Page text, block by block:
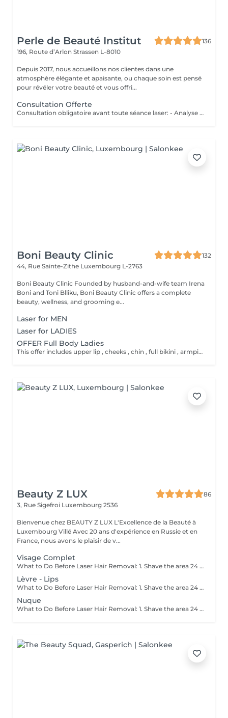
Perle de Beauté Institut
136
196, Route d’Arlon Strassen L-8010
Depuis 2017, nous accueillons nos clientes dans une
atmosphère élégante et apaisante, ou chaque soin est pensé
pour révéler votre beauté et vous offri...
Consultation Offerte
Consultation obligatoire avant toute séance laser: - Analyse personnalisée de votre peau et pilosité - Vérification des contre-indications - Plan de séances adapté à votre corps - Technologie sure et efficace
Boni Beauty Clinic
132
44, Rue Sainte-Zithe Luxembourg L-2763
Boni Beauty Clinic Founded by husband-and-wife team Irena
Boni and Toni Blliku, Boni Beauty Clinic offers a complete
beauty, wellness, and grooming e...
Laser for MEN
Laser for LADIES
OFFER Full Body Ladies
This offer includes upper lip , cheeks , chin , full bikini , armpits and full legs .
Beauty Z LUX
86
3, Rue Sigefroi Luxembourg 2536
Bienvenue chez BEAUTY Z LUX L'Excellence de la Beauté à
Luxembourg Villé Avec 20 ans d'expérience en Russie et en
France, nous avons le plaisir de v...
Visage Complet
What to Do Before Laser Hair Removal: 1. Shave the area 24 hours before your appointment don't wax or pluck. 2. Avoid sun exposure and tanning 3. Clean the skin make sure the area is free of lotion, deodorant, makeup, or oils. 4. Avoid active skincare products (like retinoids, acids, or scrubs) on the area for a few days before treatment. 5. Do not take photosensitizing medications (like certain antibiotics) check with your technician if you're unsure. 6. Wear loose, comfortable clothing on the day of your appointment. 7. Inform your technician if you are pregnant, breastfeeding, or have any medical conditions. Contraindications After Permanent Laser Hair Removal: 1. Avoid sun exposure for at least 12 weeks after treatment. 2. Do not use tanning beds or self-tanners in the treated area. 3. Avoid hot baths, saunas, and steam rooms for 2448 hours after treatment. 4. Do not wax, pluck, or use depilatory creams between sessions shaving is allowed. 5. Avoid using active skincare products (like retinoids, acids, or exfoliants) on the treated area for several days. 6. Do not apply makeup or perfumed products immediately after treatment (especially on the face). 7. Pregnancy and certain medications (like photosensitizing drugs) may be contraindications always consult a professional first.
Lèvre - Lips
What to Do Before Laser Hair Removal: 1. Shave the area 24 hours before your appointment don't wax or pluck. 2. Avoid sun exposure and tanning 3. Clean the skin make sure the area is free of lotion, deodorant, makeup, or oils. 4. Avoid active skincare products (like retinoids, acids, or scrubs) on the area for a few days before treatment. 5. Do not take photosensitizing medications (like certain antibiotics) check with your technician if you're unsure. 6. Wear loose, comfortable clothing on the day of your appointment. 7. Inform your technician if you are pregnant, breastfeeding, or have any medical conditions. Contraindications After Permanent Laser Hair Removal: 1. Avoid sun exposure for at least 12 weeks before and after treatment. 2. Do not use tanning beds or self-tanners in the treated area. 3. Avoid hot baths, saunas, and steam rooms for 2448 hours after treatment. 4. Do not wax, pluck, or use depilatory creams between sessions shaving is allowed. 5. Avoid using active skincare products (like retinoids, acids, or exfoliants) on the treated area for several days. 6. Do not apply makeup or perfumed products immediately after treatment (especially on the face). 7. Pregnancy and certain medications (like photosensitizing drugs) may be contraindications always consult a professional first.
Nuque
What to Do Before Laser Hair Removal: 1. Shave the area 24 hours before your appointment don't wax or pluck. 2. Avoid sun exposure and tanning 3. Clean the skin make sure the area is free of lotion, deodorant, makeup, or oils. 4. Avoid active skincare products (like retinoids, acids, or scrubs) on the area for a few days before treatment. 5. Do not take photosensitizing medications (like certain antibiotics) check with your technician if you're unsure. 6. Wear loose, comfortable clothing on the day of your appointment. 7. Inform your technician if you are pregnant, breastfeeding, or have any medical conditions. Contraindications After Permanent Laser Hair Removal: 1. Avoid sun exposure for at least 12 weeks before and after treatment. 2. Do not use tanning beds or self-tanners in the treated area. 3. Avoid hot baths, saunas, and steam rooms for 2448 hours after treatment. 4. Do not wax, pluck, or use depilatory creams between sessions shaving is allowed. 5. Avoid using active skincare products (like retinoids, acids, or exfoliants) on the treated area for several days. 6. Do not apply makeup or perfumed products immediately after treatment (especially on the face). 7. Pregnancy and certain medications (like photosensitizing drugs) may be contraindications always consult a professional first.